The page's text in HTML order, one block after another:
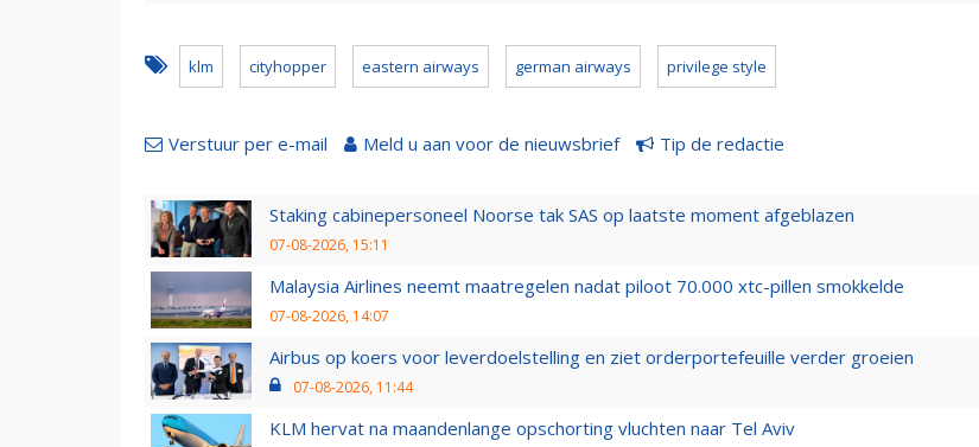
klm cityhopper eastern airways german airways privilege style
Verstuur per e-mail Meld u aan voor de nieuwsbrief Tip de redactie
Staking cabinepersoneel Noorse tak SAS op laatste moment afgeblazen
07-08-2026, 15:11
Malaysia Airlines neemt maatregelen nadat piloot 70.000 xtc-pillen smokkelde
07-08-2026, 14:07
Airbus op koers voor leverdoelstelling en ziet orderportefeuille verder groeien
07-08-2026, 11:44
KLM hervat na maandenlange opschorting vluchten naar Tel Aviv